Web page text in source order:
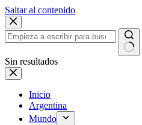
Saltar al contenido
Sin resultados
Inicio
Argentina
Mundo